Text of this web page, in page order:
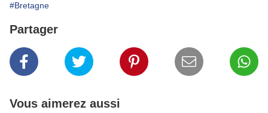
#Bretagne
Partager
Vous aimerez aussi